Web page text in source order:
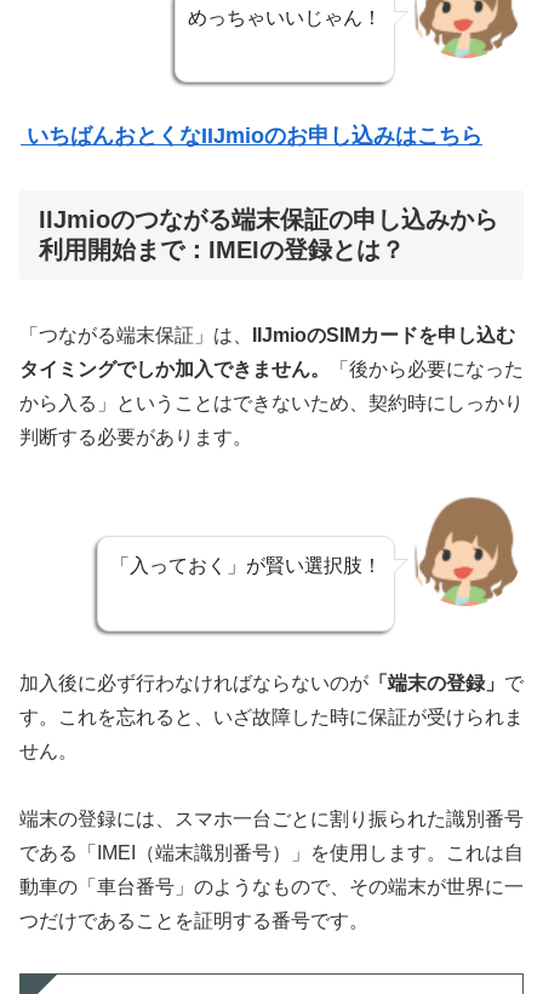
めっちゃいいじゃん！
いちばんおとくなIIJmioのお申し込みはこちら
IIJmioのつながる端末保証の申し込みから
利用開始まで：IMEIの登録とは？
「つながる端末保証」は、
IIJmioのSIMカードを申し込む
タイミングでしか加入できません。
「後から必要になった
から入る」ということはできないため、契約時にしっかり
判断する必要があります。
「入っておく」が賢い選択肢！
加入後に必ず行わなければならないのが 「端末の登録」 で
す。これを忘れると、いざ故障した時に保証が受けられま
せん。
端末の登録には、スマホ一台ごとに割り振られた識別番号
である「IMEI（端末識別番号）」を使用します。これは自
動車の「車台番号」のようなもので、その端末が世界に一
つだけであることを証明する番号です。